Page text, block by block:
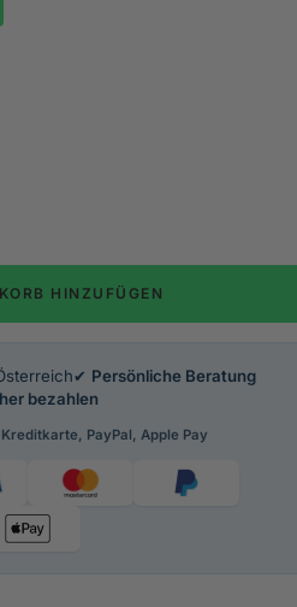
HINZUFÜGEN
✔ Persönliche Beratung
bezahlen
PayPal, Apple Pay